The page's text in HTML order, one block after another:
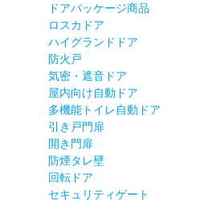
ドアパッケージ商品
ロスカドア
ハイグランドドア
防火戸
気密・遮音ドア
屋内向け自動ドア
多機能トイレ自動ドア
引き戸門扉
開き門扉
防煙タレ壁
回転ドア
セキュリティゲート